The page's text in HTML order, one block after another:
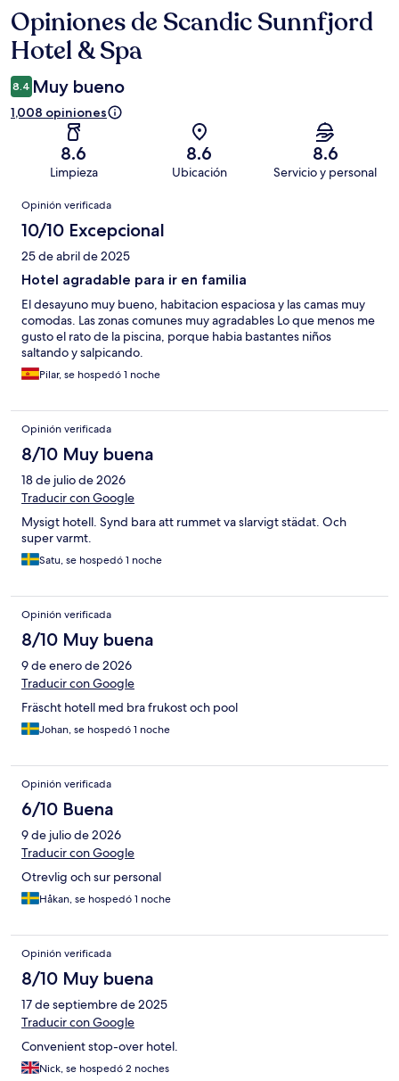
Opiniones
Opiniones de Scandic Sunnfjord
Hotel & Spa
8.4 Muy bueno
1,008 opiniones
8.6
Limpieza
8.6
Ubicación
8.6
Servicio y personal
Opiniones
Opinión verificada
10/10 Excepcional
25 de abril de 2025
Hotel agradable para ir en familia
El desayuno muy bueno, habitacion espaciosa y las camas muy
comodas. Las zonas comunes muy agradables Lo que menos me
gusto el rato de la piscina, porque habia bastantes niños
saltando y salpicando.
Pilar, se hospedó 1 noche
Opinión verificada
8/10 Muy buena
18 de julio de 2026
Traducir con Google
Mysigt hotell. Synd bara att rummet va slarvigt städat. Och
super varmt.
Satu, se hospedó 1 noche
Opinión verificada
8/10 Muy buena
9 de enero de 2026
Traducir con Google
Fräscht hotell med bra frukost och pool
Johan, se hospedó 1 noche
Opinión verificada
6/10 Buena
9 de julio de 2026
Traducir con Google
Otrevlig och sur personal
Håkan, se hospedó 1 noche
Opinión verificada
8/10 Muy buena
17 de septiembre de 2025
Traducir con Google
Convenient stop-over hotel.
Nick, se hospedó 2 noches